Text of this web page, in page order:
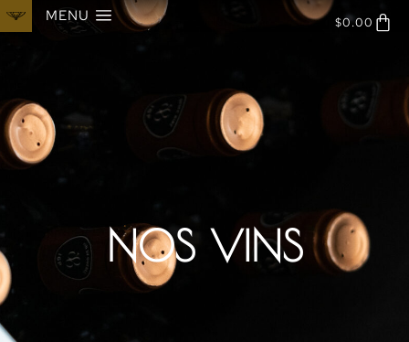
MENU $0.00
NOS VINS